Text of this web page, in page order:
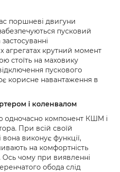
поршневі двигуни
пусковий
агрегатах крутний момент
стоїть на маховику
пускового
корисне навантаження в
і коленвалом
одночасно компонент КШМ і
При всій своїй
вона виконує функції,
на комфортність
Ось чому при виявленні
обода слід